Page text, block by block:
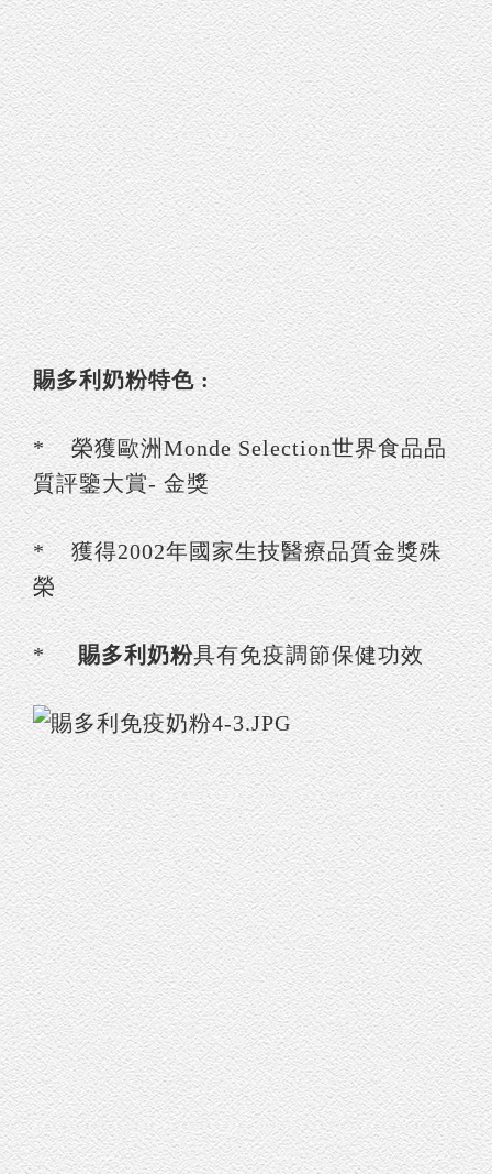
賜多利奶粉特色 :
* 榮獲歐洲Monde Selection世界食品品
質評鑒大賞- 金獎
* 獲得2002年國家生技醫療品質金獎殊
榮
*賜多利奶粉具有免疫調節保健功效